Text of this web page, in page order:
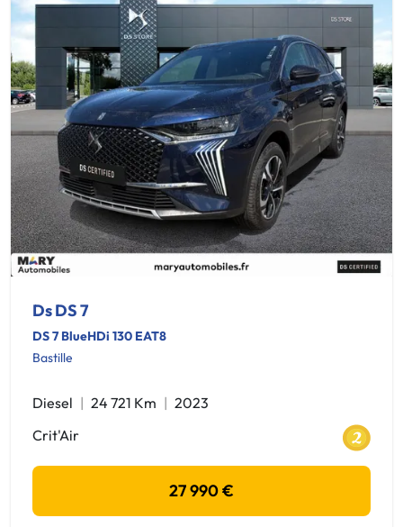
Ds DS 7
DS 7 BlueHDi 130 EAT8
Bastille
Diesel 24 721 Km
2023
Crit'Air
27 990 €